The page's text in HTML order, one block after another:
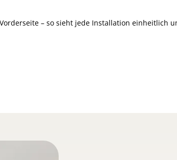
– so sieht jede Installation einheitlich